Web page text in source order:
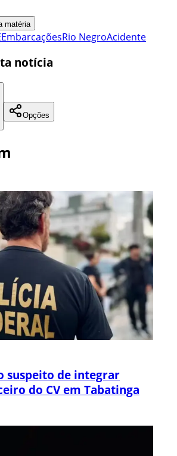
matéria
EmbarcaçõesRio NegroAcidente
notícia
Opções
suspeito de integrar
do CV em Tabatinga